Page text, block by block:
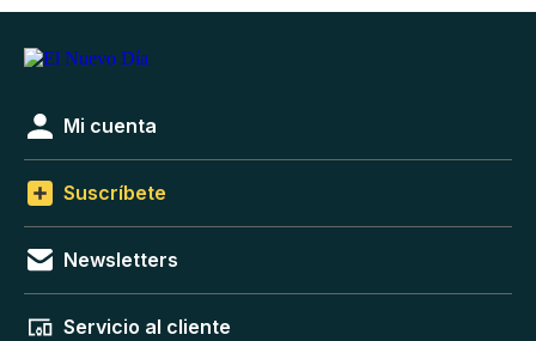
Mi cuenta
Suscríbete
Newsletters
Servicio al cliente